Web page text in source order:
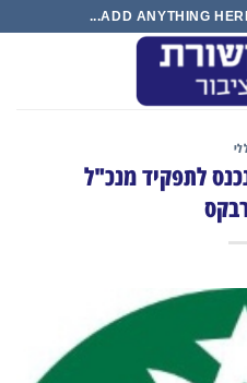
ADD ANYTHING
לתפקיד מנכ"ל